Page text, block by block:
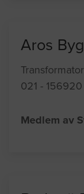
Aros
021 - 156920
Medlem av